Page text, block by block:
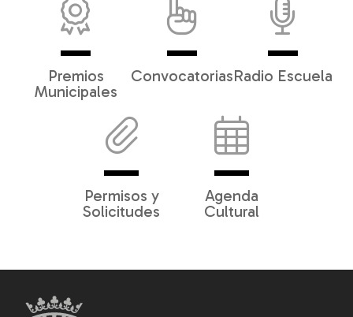
Premios
Municipales
ConvocatoriasRadio Escuela
Permisos y
Solicitudes
Agenda
Cultural